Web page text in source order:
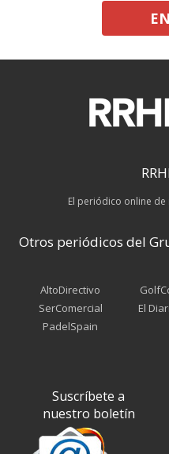
El periódico online
Otros periódicos del
AltoDirectivo
SerComercial
PadelSpain
El
Suscríbete a
nuestro boletín